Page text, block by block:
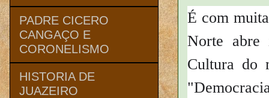
É com
Norte abre
Cultura do
PADRE CICERO
CANGAÇO E
CORONELISMO
HISTORIA DE
JUAZEIRO